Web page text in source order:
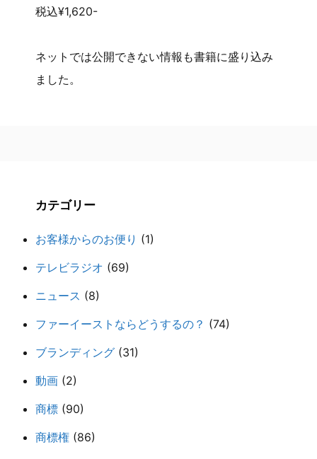
税込¥1,620-
ネットでは公開できない情報も書籍に盛り込み
ました。
カテゴリー
お客様からのお便り (1)
テレビラジオ (69)
ニュース (8)
ファーイーストならどうするの？ (74)
ブランディング (31)
動画 (2)
商標 (90)
商標権 (86)